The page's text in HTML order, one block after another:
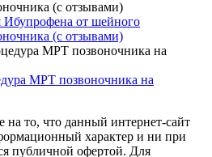
от шейного
(с отзывами)
МРТ позвоночника на
то, что данный интернет-сайт
характер и ни при
публичной офертой. Для